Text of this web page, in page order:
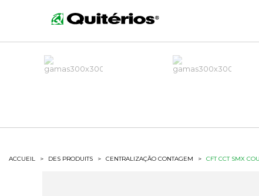
ACCUEIL > DES PRODUITS > CENTRALIZAÇÃO CONTAGEM > CFT CCT SMX